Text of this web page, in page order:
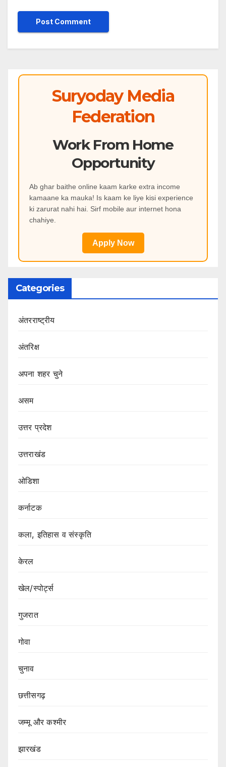
Suryoday Media
Federation
Work From Home
Opportunity
Ab ghar baithe online kaam karke extra income
kamaane ka mauka! Is kaam ke liye kisi experience
ki zarurat nahi hai. Sirf mobile aur internet hona
chahiye.
Apply Now
Categories
अंतरराष्ट्रीय
अंतरिक्ष
अपना शहर चुने
असम
उत्तर प्रदेश
उत्तराखंड
ओडिशा
कर्नाटक
कला, इतिहास व संस्कृति
केरल
खेल/स्पोर्ट्स
गुजरात
गोवा
चुनाव
छत्तीसगढ़
जम्मू और कश्मीर
झारखंड